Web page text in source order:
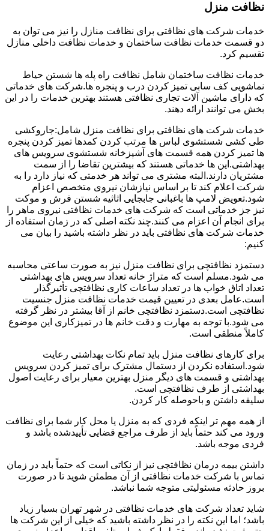
نظافت منزل
خدمات شرکت های نظافتی برای نظافت منازل را نیز می توان به
دو قسمت خدمات نظافت ساختمان و خدمات نظافت داخلی منازل
تقسیم کرد.
خدمات نظافت ساختمان شامل نظافت راه پله ها شستن حیاط
نماشویی کف سابی تمیز کردن درب و پنجره ها.شرکت های خدماتی
که دارای ماشین آلات تجاری نظافتی هستند بهترین خدمات را در این
بخش می توانند ارائه دهند.
خدمات شرکت های نظافتی برای نظافت منزل شامل:جاروکشی
طی کشی شستشوی لباس ها مرتب کردن کمدها تمیز کردن پنجره
ها تمیز کردن همه قسمت های آشپزخانه شستشوی سرویس های
بهداشتی.این ها خدماتی هستند که بیشترین تقاضا را از سمت
مشتریان دارند.البته مشتری می تواند هر خدمتی که نیاز دارد را به
شرکت اعلام کند تا بر اساس نیازشان نیروی متخصص اعزام
شود.تعویض لامپ ها باغبانی جابجایی اثاثیه شستن فرش و موکت
نیز جز خدماتی است که شرکت های خدمات نظافتی نیروی ماهر را
برای انجام آن اعزام می کنند.چند نکته اصلی که در زمان استفاده از
خدمات شرکت های نظافتی باید در نظر داشته باشید را بیان می
کنیم:
دستمزد نظافتچی برای نظافت منزل نیز به صورت ساعتی محاسبه
می شود.مسلم است که متراژ خانه تعداد سرویس های بهداشتی
تعداد اتاق خواب ها در تعداد ساعات کاری نظافتچی تأثیرگذار
است.عامل بعدی در تعیین قیمت خدمات نظافت منزل جنسیت
نظافتچی است.دستمزد نظافتچی خانم از آقا بیشتر در نظر گرفته
می شود.با توجه به مهارت و دقت خانم ها در تمیزکاری این موضوع
کاملاً منطقی است.
برای کارهای نظافت منزل باید تمام نکات بهداشتی رعایت
شود.استفاده نکردن از دستمال مشترک برای تمیز کردن سرویس
بهداشتی و قسمت های دیگر منزل بهترین معیار برای رعایت اصول
بهداشتی از طرف نظافتچی است.
سلیقه داشتن و باحوصله کار کردن.
از همه مهم تر اینکه فردی که به منزل یا محل کار شما برای نظافت
ورود می کند حتماً باید از طرف مراجع قضایی تأییدشده باشد و
فردی موجه باشد.
داشتن بیمه درمان نظافتچی نیز از نکاتی است که حتماً باید در زمان
تماس با شرکت خدمات نظافتی از آن مطمئن شوید تا در صورت
بروز حادثه مسئولیتی متوجه شما نباشد.
شاید تعداد شرکت های خدمات نظافتی در شهر تهران بسیار زیاد
باشد؛ اما این نکته را در نظر داشته باشید که خیلی از این شرکت ها